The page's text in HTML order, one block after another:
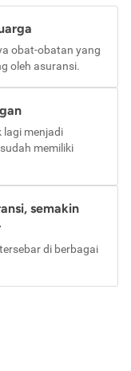
obat-obatan yang
oleh asuransi.
lagi menjadi
memiliki
semakin
di berbagai